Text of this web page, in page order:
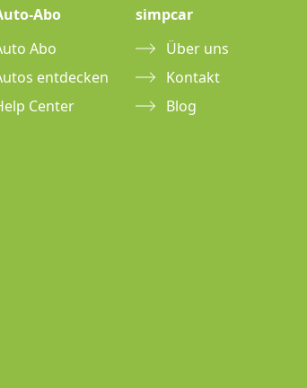
Abo
Abo
entdecken
Center
simpcar
Über uns
Kontakt
Blog